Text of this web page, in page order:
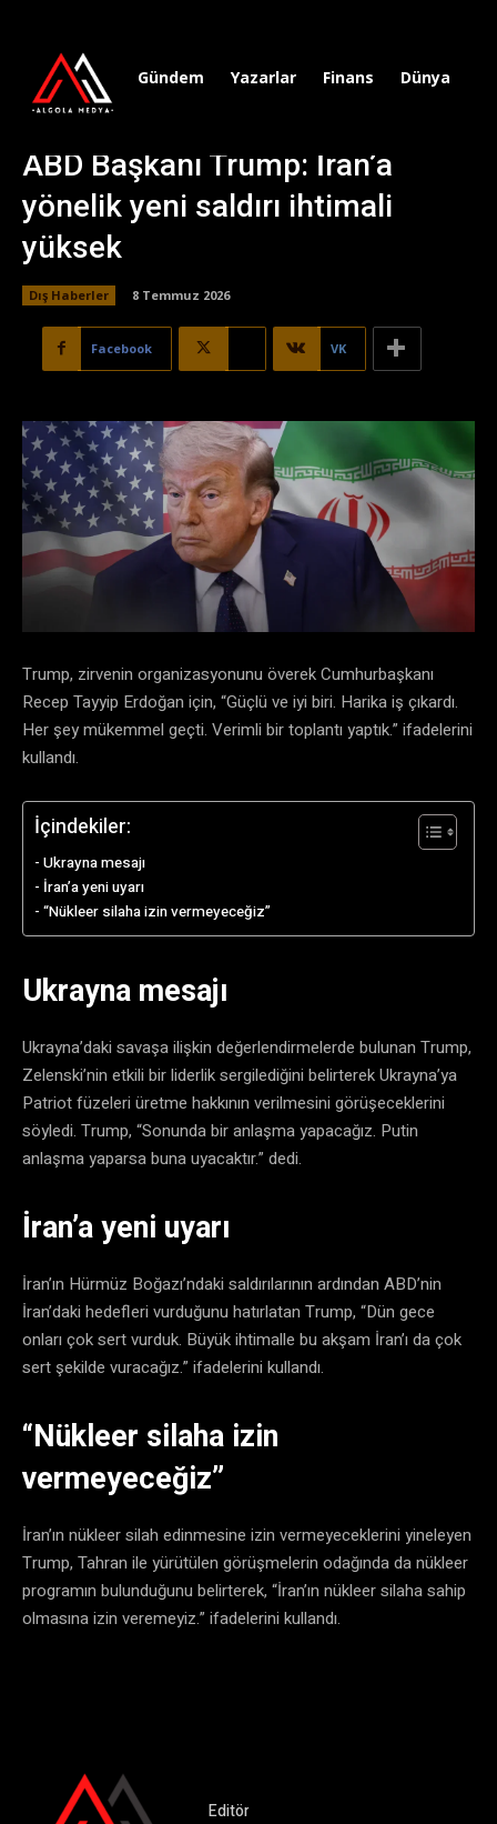
Gündem Yazarlar Finans Dünya
ABD Başkanı Trump: İran’a
yönelik yeni saldırı ihtimali
yüksek
Dış Haberler 8 Temmuz 2026
Facebook VK
Trump, zirvenin organizasyonunu överek Cumhurbaşkanı
Recep Tayyip Erdoğan için, “Güçlü ve iyi biri. Harika iş çıkardı.
Her şey mükemmel geçti. Verimli bir toplantı yaptık.” ifadelerini
kullandı.
İçindekiler:
Ukrayna mesajı
İran’a yeni uyarı
“Nükleer silaha izin vermeyeceğiz”
Ukrayna mesajı
Ukrayna’daki savaşa ilişkin değerlendirmelerde bulunan Trump,
Zelenski’nin etkili bir liderlik sergilediğini belirterek Ukrayna’ya
Patriot füzeleri üretme hakkının verilmesini görüşeceklerini
söyledi. Trump, “Sonunda bir anlaşma yapacağız. Putin
anlaşma yaparsa buna uyacaktır.” dedi.
İran’a yeni uyarı
İran’ın Hürmüz Boğazı’ndaki saldırılarının ardından ABD’nin
İran’daki hedefleri vurduğunu hatırlatan Trump, “Dün gece
onları çok sert vurduk. Büyük ihtimalle bu akşam İran’ı da çok
sert şekilde vuracağız.” ifadelerini kullandı.
“Nükleer silaha izin
vermeyeceğiz”
İran’ın nükleer silah edinmesine izin vermeyeceklerini yineleyen
Trump, Tahran ile yürütülen görüşmelerin odağında da nükleer
programın bulunduğunu belirterek, “İran’ın nükleer silaha sahip
olmasına izin veremeyiz.” ifadelerini kullandı.
Editör